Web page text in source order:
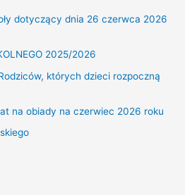
dotyczący dnia 26 czerwca 2026
2025/2026
których dzieci rozpoczną
na obiady na czerwiec 2026 roku